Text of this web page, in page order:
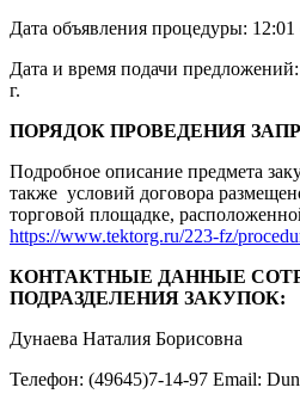
Дата объявления процедуры:
Дата и время подачи
г.
ПОРЯДОК ПРОВЕДЕНИЯ
Подробное описание предмета
также условий договора
торговой площадке,
https://www.tektorg.ru/223-fz/
КОНТАКТНЫЕ ДАННЫЕ
ПОДРАЗДЕЛЕНИЯ ЗАКУПОК:
Дунаева Наталия Борисовна
Телефон: (49645)7-14-97 Email: